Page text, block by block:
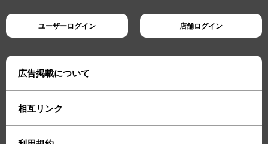
ユーザーログイン 店舗ログイン
広告掲載について
相互リンク